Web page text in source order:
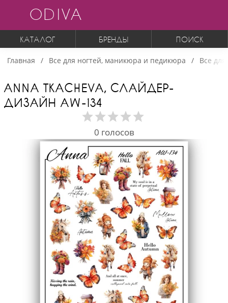
ODIVA
КАТАЛОГ БРЕНДЫ ПОИСК
Главная Все для ногтей, маникюра и педикюра Все
ANNA TKACHEVA, СЛАЙДЕР-
ДИЗАЙН AW-134
0 голосов